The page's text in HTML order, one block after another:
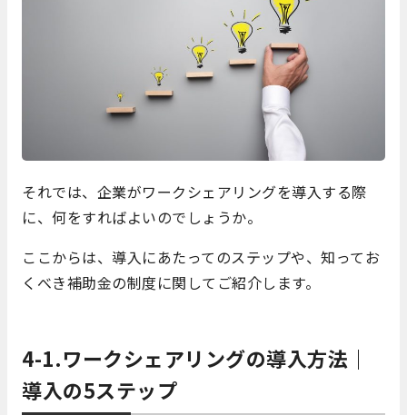
それでは、企業がワークシェアリングを導入する際
に、何をすればよいのでしょうか。
ここからは、導入にあたってのステップや、知ってお
くべき補助金の制度に関してご紹介します。
4-1.ワークシェアリングの導入方法｜
導入の5ステップ